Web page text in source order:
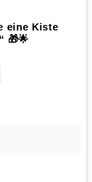
eine Kiste
🎁🌟